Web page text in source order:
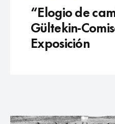
“Elogio de
Gültekin-
Exposición